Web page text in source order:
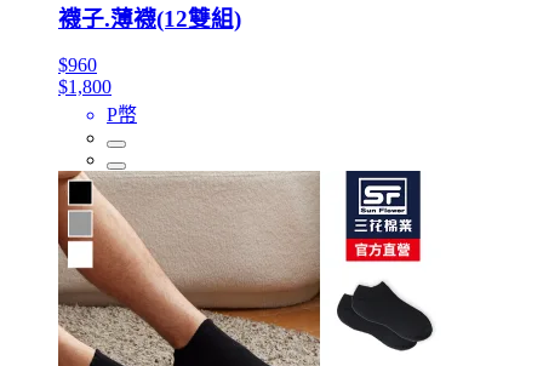
襪子.薄襪(12雙組)
$960
$1,800
P幣